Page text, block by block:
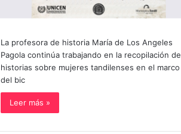
La profesora de historia María de Los Angeles
Pagola continúa trabajando en la recopilación de
historias sobre mujeres tandilenses en el marco
del bic
Leer más »